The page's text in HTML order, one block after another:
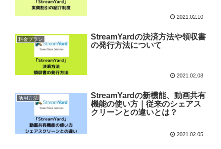
2021.02.10
料金プラン
StreamYardの決済方法や領収書
の発行方法について
2021.02.08
活用方法
StreamYardの新機能、動画共有
機能の使い方｜従来のシェアス
クリーンとの違いとは？
2021.02.05